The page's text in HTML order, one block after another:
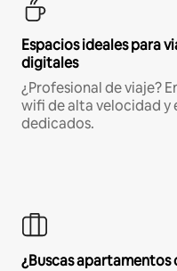
Espacios ideales para
digitales
¿Profesional de viaje?
wifi de alta velocidad y
dedicados.
¿Buscas apartamentos